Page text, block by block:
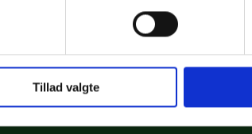
Tillad valgte